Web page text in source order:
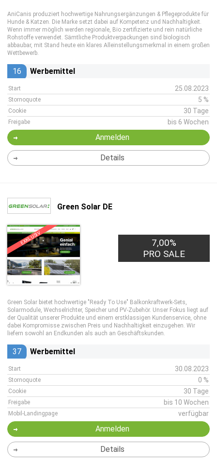
AniCanis produziert hochwertige Nahrungsergänzungen & Pflegeprodukte für
Hunde & Katzen. Die Marke setzt dabei auf Kompetenz und Nachhaltigkeit.
Wenn immer möglich werden regionale, Bio zertifizierte und rein natürliche
Rohstoffe verwendet. Sämtliche Produktverpackungen sind biologisch
abbaubar, mit Stand heute ein klares Alleinstellungsmerkmal in einem großen
Wettbewerb.
16 Werbemittel
Start 25.08.2023
Stornoquote 5 %
Cookie 30 Tage
Freigabe bis 6 Wochen
Anmelden
Details
Green Solar DE
EXKLUSIV
7,00%
PRO SALE
Green Solar bietet hochwertige "Ready To Use" Balkonkraftwerk-Sets,
Solarmodule, Wechselrichter, Speicher und PV-Zubehör. Unser Fokus liegt auf
der Qualität unserer Produkte und einem erstklassigen Kundenservice, ohne
dabei Kompromisse zwischen Preis und Nachhaltigkeit einzugehen. Wir
liefern sowohl an Endkunden als auch an Geschäftskunden.
37 Werbemittel
Start 30.08.2023
Stornoquote 0 %
Cookie 30 Tage
Freigabe bis 10 Wochen
Mobil-Landingpage verfügbar
Anmelden
Details